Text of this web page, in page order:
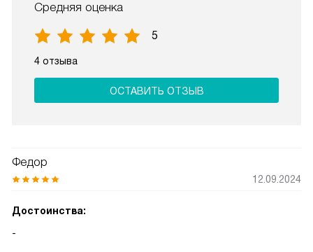
Средняя оценка
5
4 отзыва
ОСТАВИТЬ ОТЗЫВ
Федор
12.09.2024
Достоинства:
-